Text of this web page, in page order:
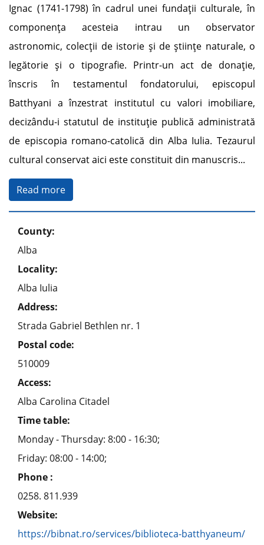
Ignac (1741-1798) în cadrul unei fundaţii culturale, în
componenţa acesteia intrau un observator
astronomic, colecţii de istorie şi de ştiinţe naturale, o
legătorie şi o tipografie. Printr-un act de donaţie,
înscris în testamentul fondatorului, episcopul
Batthyani a înzestrat institutul cu valori imobiliare,
decizându-i statutul de instituţie publică administrată
de episcopia romano-catolică din Alba Iulia. Tezaurul
cultural conservat aici este constituit din manuscris...
Read more
County:
Alba
Locality:
Alba Iulia
Address:
Strada Gabriel Bethlen nr. 1
Postal code:
510009
Access:
Alba Carolina Citadel
Time table:
Monday - Thursday: 8:00 - 16:30;
Friday: 08:00 - 14:00;
Phone :
0258. 811.939
Website:
https://bibnat.ro/services/biblioteca-batthyaneum/